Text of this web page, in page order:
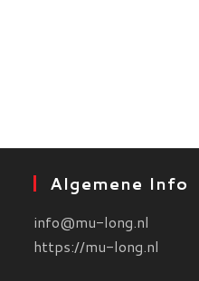
Algemene Info
info@mu-long.nl
https://mu-long.nl